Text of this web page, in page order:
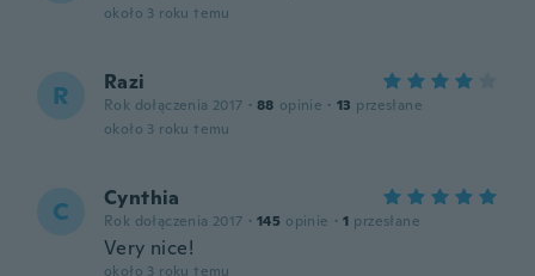
około 3 roku temu
R Razi
Rok dołączenia 2017 · 88 opinie · 13 przesłane
około 3 roku temu
C Cynthia
Rok dołączenia 2017 · 145 opinie · 1 przesłane
Very nice!
około 3 roku temu